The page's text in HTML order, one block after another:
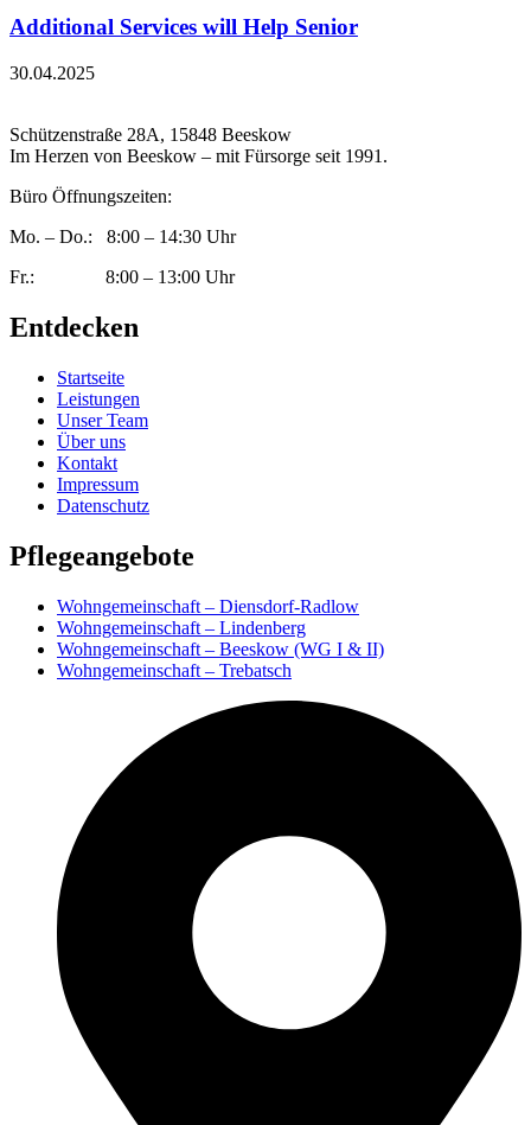
Additional Services will Help Senior
30.04.2025
Schützenstraße 28A, 15848 Beeskow
Im Herzen von Beeskow – mit Fürsorge seit 1991.
Büro Öffnungszeiten:
Mo. – Do.: 8:00 – 14:30 Uhr
Fr.: 8:00 – 13:00 Uhr
Entdecken
Startseite
Leistungen
Unser Team
Über uns
Kontakt
Impressum
Datenschutz
Pflegeangebote
Wohngemeinschaft – Diensdorf-Radlow
Wohngemeinschaft – Lindenberg
Wohngemeinschaft – Beeskow (WG I & II)
Wohngemeinschaft – Trebatsch